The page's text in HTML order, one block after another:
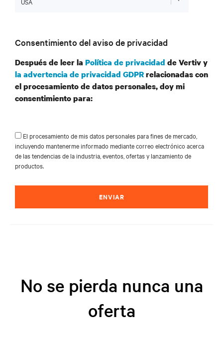
Consentimiento del aviso de privacidad
Después de leer la Política de privacidad de Vertiv y
la advertencia de privacidad GDPRrelacionadas con
el procesamiento de datos personales, doy mi
consentimiento para:
El procesamiento de mis datos personales para fines de mercado,
incluyendo mantenerme informado mediante correo electrónico acerca
de las tendencias de la industria, eventos, ofertas y lanzamiento de
productos.
ENVIAR
No se pierda nunca una
oferta